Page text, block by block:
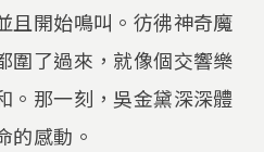
且開始鳴叫。彷彿神奇魔
圍了過來，就像個交響樂
。那一刻，吳金黛深深體
的感動。